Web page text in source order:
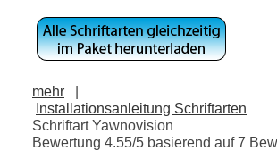
mehr
|
Installationsanleitung Schriftarten
Schriftart Yawnovision
Bewertung 4.55/5 basierend auf7